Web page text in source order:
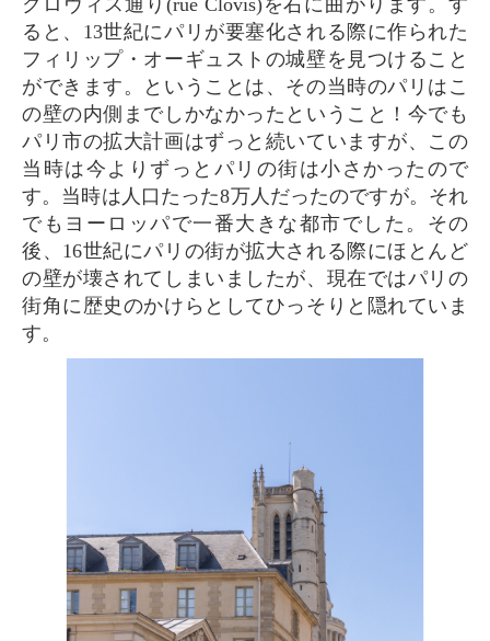
クロヴィス通り(rue Clovis)を右に曲がります。す
ると、13世紀にパリが要塞化される際に作られた
フィリップ・オーギュストの城壁を見つけること
ができます。ということは、その当時のパリはこ
の壁の内側までしかなかったということ！今でも
パリ市の拡大計画はずっと続いていますが、この
当時は今よりずっとパリの街は小さかったので
す。当時は人口たった8万人だったのですが。それ
でもヨーロッパで一番大きな都市でした。その
後、16世紀にパリの街が拡大される際にほとんど
の壁が壊されてしまいましたが、現在ではパリの
街角に歴史のかけらとしてひっそりと隠れていま
す。